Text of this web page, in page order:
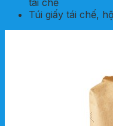
tái chế
Túi giấy tái chế,